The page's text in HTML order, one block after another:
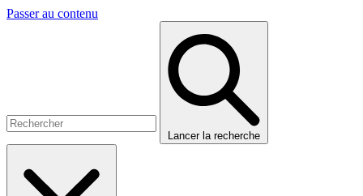
Passer au contenu
Lancer la recherche